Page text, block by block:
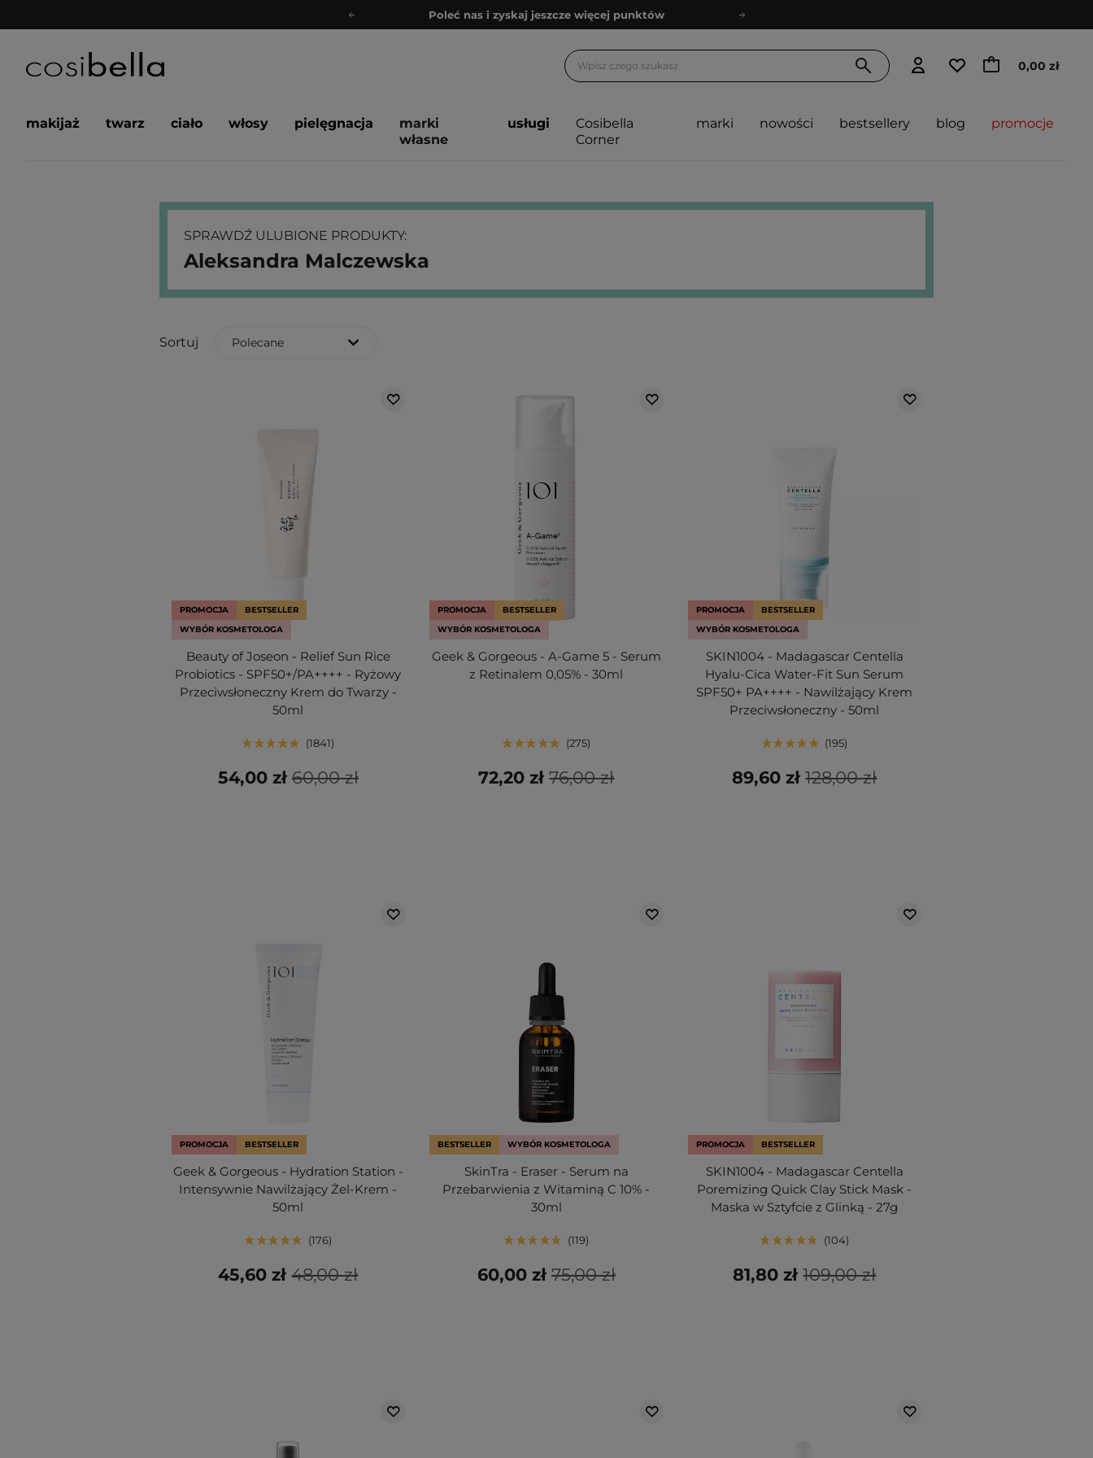
Poleć nas i zyskaj jeszcze więcej punktów
Bezpłatne konsultacje kosmetologiczne
Poleć nas i zyskaj jeszcze więcej punktów
0,00 zł
makijaż twarz ciało włosy pielęgnacja
marki
własne
usługi
Cosibella
Corner
marki nowości bestsellery blog promocje
SPRAWDŹ ULUBIONE PRODUKTY:
Aleksandra Malczewska
Sortuj Polecane
PROMOCJA
BESTSELLER
WYBÓR KOSMETOLOGA
Beauty of Joseon - Relief Sun Rice
Probiotics - SPF50+/PA++++ - Ryżowy
Przeciwsłoneczny Krem do Twarzy -
50ml
1841
60,00 zł
54,00 zł
PROMOCJA
BESTSELLER
WYBÓR KOSMETOLOGA
Geek & Gorgeous - A-Game 5 - Serum
z Retinalem 0,05% - 30ml
275
76,00 zł
72,20 zł
PROMOCJA
BESTSELLER
WYBÓR KOSMETOLOGA
SKIN1004 - Madagascar Centella
Hyalu-Cica Water-Fit Sun Serum
SPF50+ PA++++ - Nawilżający Krem
Przeciwsłoneczny - 50ml
195
128,00 zł
89,60 zł
PROMOCJA BESTSELLER
Geek & Gorgeous - Hydration Station -
Intensywnie Nawilżający Żel-Krem -
50ml
176
48,00 zł
45,60 zł
BESTSELLER WYBÓR KOSMETOLOGA
SkinTra - Eraser - Serum na
Przebarwienia z Witaminą C 10% -
30ml
119
75,00 zł
60,00 zł
PROMOCJA BESTSELLER
SKIN1004 - Madagascar Centella
Poremizing Quick Clay Stick Mask -
Maska w Sztyfcie z Glinką - 27g
104
109,00 zł
81,80 zł